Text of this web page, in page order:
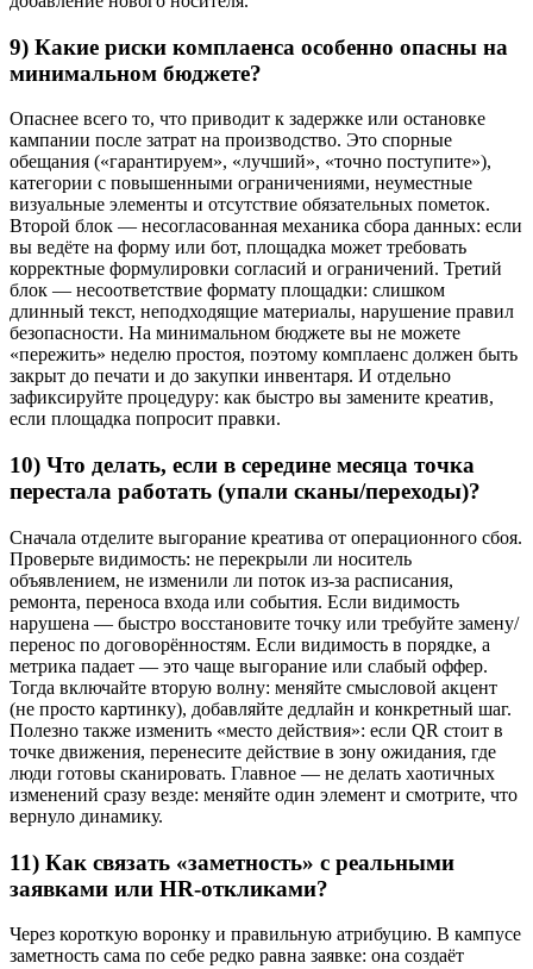
9) Какие риски комплаенса особенно опасны на
минимальном бюджете?
Опаснее всего то, что приводит к задержке или остановке
кампании после затрат на производство. Это спорные
обещания («гарантируем», «лучший», «точно поступите»),
категории с повышенными ограничениями, неуместные
визуальные элементы и отсутствие обязательных пометок.
Второй блок — несогласованная механика сбора данных: если
вы ведёте на форму или бот, площадка может требовать
корректные формулировки согласий и ограничений. Третий
блок — несоответствие формату площадки: слишком
длинный текст, неподходящие материалы, нарушение правил
безопасности. На минимальном бюджете вы не можете
«пережить» неделю простоя, поэтому комплаенс должен быть
закрыт до печати и до закупки инвентаря. И отдельно
зафиксируйте процедуру: как быстро вы замените креатив,
если площадка попросит правки.
10) Что делать, если в середине месяца точка
перестала работать (упали сканы/переходы)?
Сначала отделите выгорание креатива от операционного сбоя.
Проверьте видимость: не перекрыли ли носитель
объявлением, не изменили ли поток из-за расписания,
ремонта, переноса входа или события. Если видимость
нарушена — быстро восстановите точку или требуйте замену/
перенос по договорённостям. Если видимость в порядке, а
метрика падает — это чаще выгорание или слабый оффер.
Тогда включайте вторую волну: меняйте смысловой акцент
(не просто картинку), добавляйте дедлайн и конкретный шаг.
Полезно также изменить «место действия»: если QR стоит в
точке движения, перенесите действие в зону ожидания, где
люди готовы сканировать. Главное — не делать хаотичных
изменений сразу везде: меняйте один элемент и смотрите, что
вернуло динамику.
11) Как связать «заметность» с реальными
заявками или HR-откликами?
Через короткую воронку и правильную атрибуцию. В кампусе
заметность сама по себе редко равна заявке: она создаёт